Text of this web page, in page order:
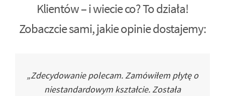
Klientów – i wiecie co? To działa!
Zobaczcie sami, jakie opinie dostajemy:
„Zdecydowanie polecam. Zamówiłem płytę o
niestandardowym kształcie. Została